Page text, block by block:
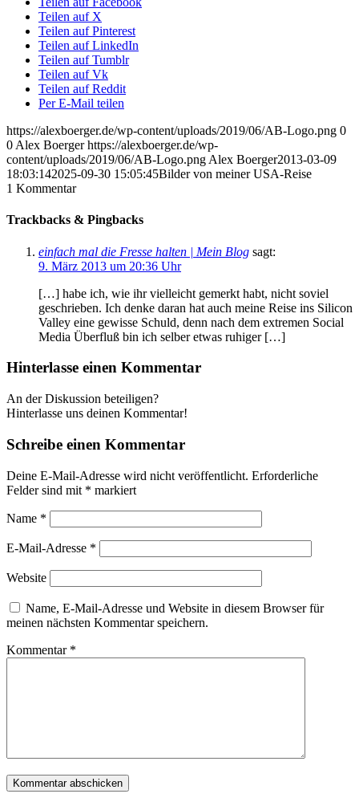
Teilen auf X
Teilen auf Pinterest
Teilen auf LinkedIn
Teilen auf Tumblr
Teilen auf Vk
Teilen auf Reddit
Per E-Mail teilen
https://alexboerger.de/wp-content/uploads/2019/06/AB-Logo.png 0
0 Alex Boerger https://alexboerger.de/wp-
content/uploads/2019/06/AB-Logo.png Alex Boerger2013-03-09
18:03:142025-09-30 15:05:45Bilder von meiner USA-Reise
1 Kommentar
Trackbacks & Pingbacks
einfach mal die Fresse halten | Mein Blog sagt:
9. März 2013 um 20:36 Uhr
[…] habe ich, wie ihr vielleicht gemerkt habt, nicht soviel
geschrieben. Ich denke daran hat auch meine Reise ins Silicon
Valley eine gewisse Schuld, denn nach dem extremen Social
Media Überfluß bin ich selber etwas ruhiger […]
Hinterlasse einen Kommentar
An der Diskussion beteiligen?
Hinterlasse uns deinen Kommentar!
Schreibe einen Kommentar
Deine E-Mail-Adresse wird nicht veröffentlicht. Erforderliche
Felder sind mit * markiert
Name *
E-Mail-Adresse *
Website
Name, E-Mail-Adresse und Website in diesem Browser für
meinen nächsten Kommentar speichern.
Kommentar *